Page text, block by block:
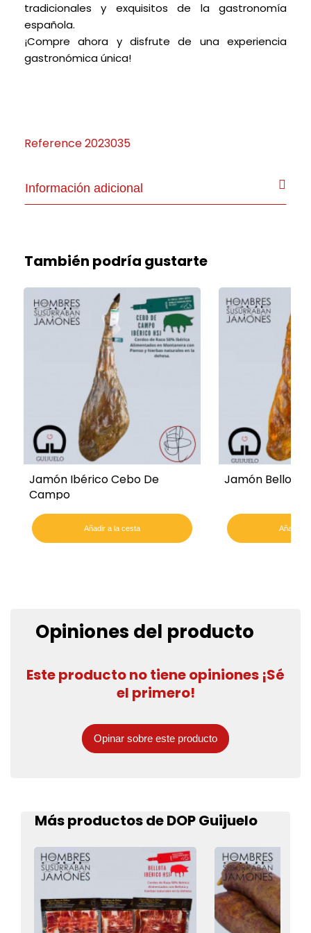
tradicionales y exquisitos de la gastronomía
española.
¡Compre ahora y disfrute de una experiencia
gastronómica única!
Reference2023035
Información adicional
También podría gustarte
Jamón Ibérico Cebo De
Campo
Añadir a la cesta
Jamón Bellota
Añadir a
Opiniones del producto
Este producto no tiene opiniones ¡Sé
el primero!
Opinar sobre este producto
Más productos de DOP Guijuelo